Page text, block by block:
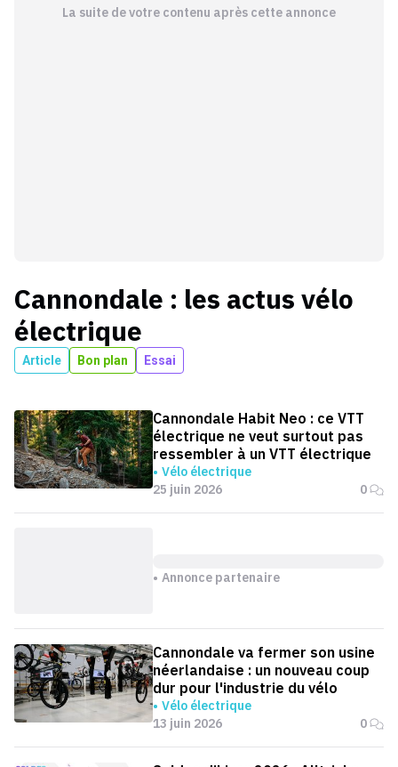
La suite de votre contenu après cette annonce
Cannondale : les actus vélo
électrique
Article Bon plan Essai
Cannondale Habit Neo : ce VTT
électrique ne veut surtout pas
ressembler à un VTT électrique
Vélo électrique
25 juin 2026
0
Annonce partenaire
Cannondale va fermer son usine
néerlandaise : un nouveau coup
dur pour l'industrie du vélo
Vélo électrique
13 juin 2026
0